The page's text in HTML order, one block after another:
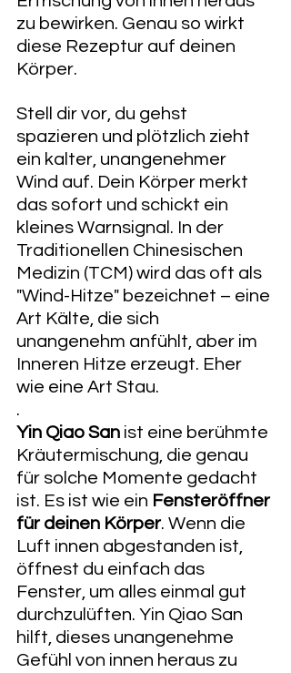
zu bewirken. Genau so wirkt
diese Rezeptur auf deinen
Körper.
Stell dir vor, du gehst
spazieren und plötzlich zieht
ein kalter, unangenehmer
Wind auf. Dein Körper merkt
das sofort und schickt ein
kleines Warnsignal. In der
Traditionellen Chinesischen
Medizin (TCM) wird das oft als
"Wind-Hitze" bezeichnet – eine
Art Kälte, die sich
unangenehm anfühlt, aber im
Inneren Hitze erzeugt. Eher
wie eine Art Stau.
.
Yin Qiao San ist eine berühmte
Kräutermischung, die genau
für solche Momente gedacht
ist. Es ist wie ein Fensteröffner
für deinen Körper. Wenn die
Luft innen abgestanden ist,
öffnest du einfach das
Fenster, um alles einmal gut
durchzulüften. Yin Qiao San
hilft, dieses unangenehme
Gefühl von innen heraus zu